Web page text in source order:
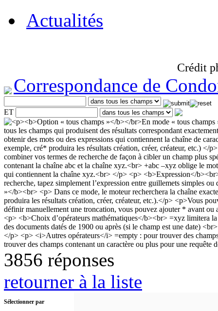
Actualités
Crédit
Correspondance de
ET
3856 réponses
retourner à la liste
Sélectionner par